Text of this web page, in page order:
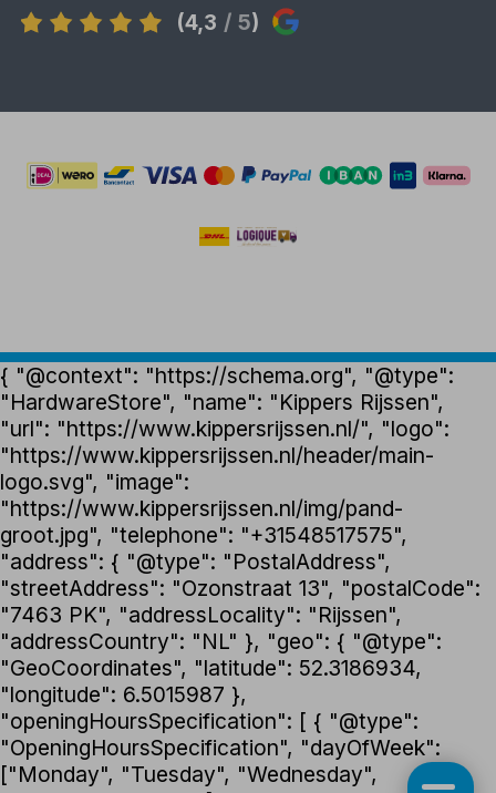
(4,3 / 5)
{ "@context": "https://schema.org", "@type":
"HardwareStore", "name": "Kippers Rijssen",
"url": "https://www.kippersrijssen.nl/", "logo":
"https://www.kippersrijssen.nl/header/main-
logo.svg", "image":
"https://www.kippersrijssen.nl/img/pand-
groot.jpg", "telephone": "+31548517575",
"address": { "@type": "PostalAddress",
"streetAddress": "Ozonstraat 13", "postalCode":
"7463 PK", "addressLocality": "Rijssen",
"addressCountry": "NL" }, "geo": { "@type":
"GeoCoordinates", "latitude": 52.3186934,
"longitude": 6.5015987 },
"openingHoursSpecification": [ { "@type":
"OpeningHoursSpecification", "dayOfWeek":
["Monday", "Tuesday", "Wednesday",